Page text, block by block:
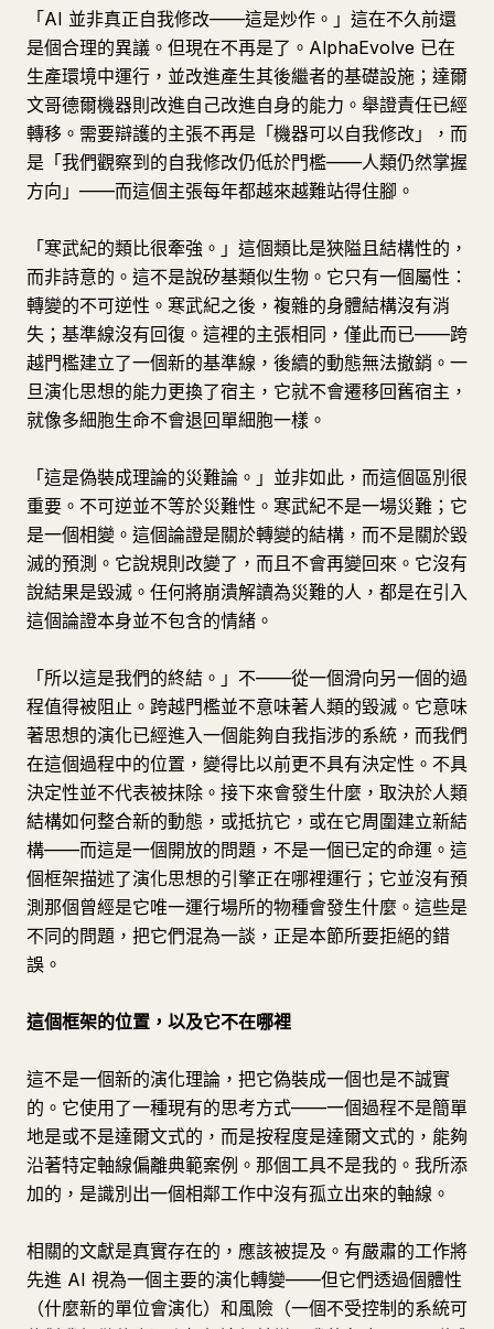
「AI 並非真正自我修改——這是炒作。」這在不久前還
是個合理的異議。但現在不再是了。AlphaEvolve 已在
生產環境中運行，並改進產生其後繼者的基礎設施；達爾
文哥德爾機器則改進自己改進自身的能力。舉證責任已經
轉移。需要辯護的主張不再是「機器可以自我修改」，而
是「我們觀察到的自我修改仍低於門檻——人類仍然掌握
方向」——而這個主張每年都越來越難站得住腳。
「寒武紀的類比很牽強。」這個類比是狹隘且結構性的，
而非詩意的。這不是說矽基類似生物。它只有一個屬性：
轉變的不可逆性。寒武紀之後，複雜的身體結構沒有消
失；基準線沒有回復。這裡的主張相同，僅此而已——跨
越門檻建立了一個新的基準線，後續的動態無法撤銷。一
旦演化思想的能力更換了宿主，它就不會遷移回舊宿主，
就像多細胞生命不會退回單細胞一樣。
「這是偽裝成理論的災難論。」並非如此，而這個區別很
重要。不可逆並不等於災難性。寒武紀不是一場災難；它
是一個相變。這個論證是關於轉變的結構，而不是關於毀
滅的預測。它說規則改變了，而且不會再變回來。它沒有
說結果是毀滅。任何將崩潰解讀為災難的人，都是在引入
這個論證本身並不包含的情緒。
「所以這是我們的終結。」不——從一個滑向另一個的過
程值得被阻止。跨越門檻並不意味著人類的毀滅。它意味
著思想的演化已經進入一個能夠自我指涉的系統，而我們
在這個過程中的位置，變得比以前更不具有決定性。不具
決定性並不代表被抹除。接下來會發生什麼，取決於人類
結構如何整合新的動態，或抵抗它，或在它周圍建立新結
構——而這是一個開放的問題，不是一個已定的命運。這
個框架描述了演化思想的引擎正在哪裡運行；它並沒有預
測那個曾經是它唯一運行場所的物種會發生什麼。這些是
不同的問題，把它們混為一談，正是本節所要拒絕的錯
誤。
這個框架的位置，以及它不在哪裡
這不是一個新的演化理論，把它偽裝成一個也是不誠實
的。它使用了一種現有的思考方式——一個過程不是簡單
地是或不是達爾文式的，而是按程度是達爾文式的，能夠
沿著特定軸線偏離典範案例。那個工具不是我的。我所添
加的，是識別出一個相鄰工作中沒有孤立出來的軸線。
相關的文獻是真實存在的，應該被提及。有嚴肅的工作將
先進 AI 視為一個主要的演化轉變——但它們透過個體性
（什麼新的單位會演化）和風險（一個不受控制的系統可